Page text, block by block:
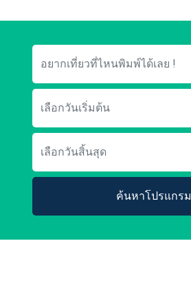
ค้นหาโปรแกรม